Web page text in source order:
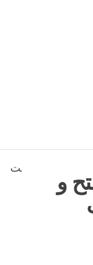
ابواب بالكويت
و